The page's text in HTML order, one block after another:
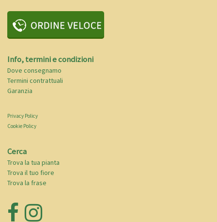
Info, termini e condizioni
Dove consegnamo
Termini contrattuali
Garanzia
Privacy Policy
Cookie Policy
Cerca
Trova la tua pianta
Trova il tuo fiore
Trova la frase